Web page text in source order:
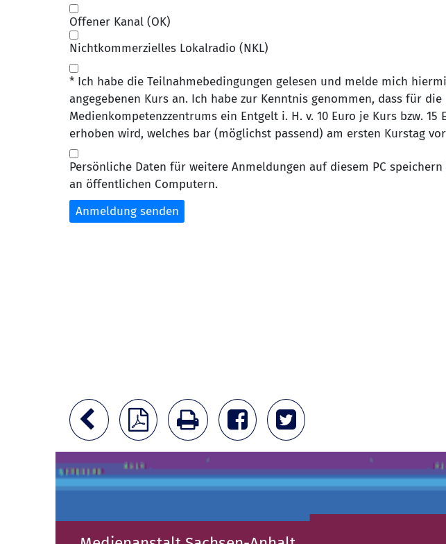
Offener Kanal (OK)
Nichtkommerzielles Lokalradio (NKL)
* Ich habe die Teilnahmebedingungen gelesen und melde mich
angegebenen Kurs an. Ich habe zur Kenntnis genommen, dass für die
Medienkompetenzzentrums ein Entgelt i. H. v. 10 Euro je Kurs bzw.
erhoben wird, welches bar (möglichst passend) am ersten Kurstag
Persönliche Daten für weitere Anmeldungen auf diesem PC
an öffentlichen Computern.
Anmeldung senden